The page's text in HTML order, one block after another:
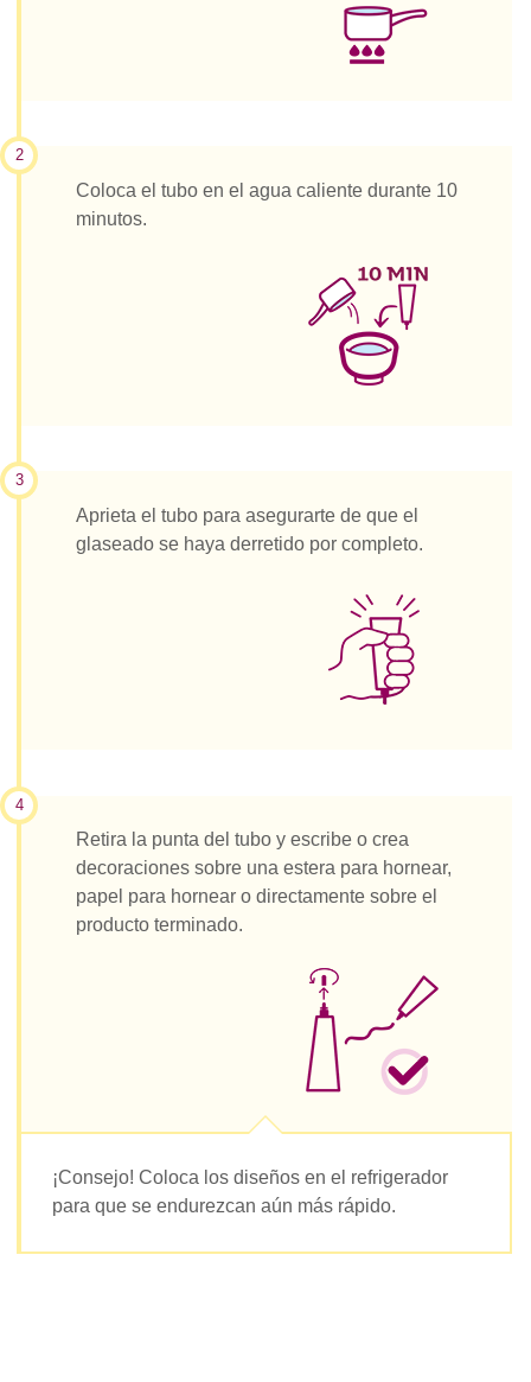
2
Coloca el tubo en el agua caliente durante 10
minutos.
3
Aprieta el tubo para asegurarte de que el
glaseado se haya derretido por completo.
4
Retira la punta del tubo y escribe o crea
decoraciones sobre una estera para hornear,
papel para hornear o directamente sobre el
producto terminado.
¡Consejo! Coloca los diseños en el refrigerador
para que se endurezcan aún más rápido.